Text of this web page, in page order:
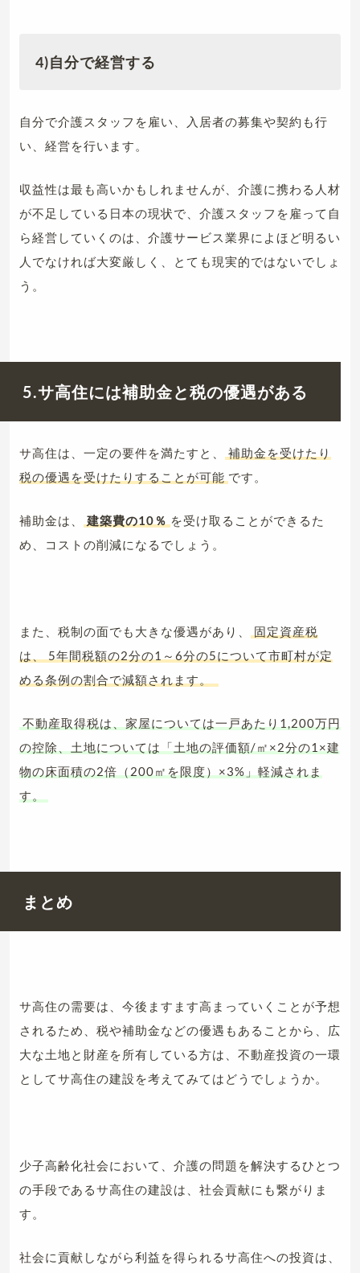
4)自分で経営する
自分で介護スタッフを雇い、入居者の募集や契約も行
い、経営を行います。
収益性は最も高いかもしれませんが、介護に携わる人材
が不足している日本の現状で、介護スタッフを雇って自
ら経営していくのは、介護サービス業界によほど明るい
人でなければ大変厳しく、とても現実的ではないでしょ
う。
5.サ高住には補助金と税の優遇がある
サ高住は、一定の要件を満たすと、
補助金を受けたり
税の優遇を受けたりすることが可能 です。
補助金は、 建築費の10％ を受け取ることができるた
め、コストの削減になるでしょう。
また、税制の面でも大きな優遇があり、
固定資産税
は、
5年間税額の2分の1～6分の5について市町村が定
める条例の割合で減額されます。
不動産取得税は、家屋については一戸あたり1,200万円
の控除、土地については「土地の評価額/㎡×2分の1×建
物の床面積の2倍（200㎡を限度）×3%」軽減されま
す。
まとめ
サ高住の需要は、今後ますます高まっていくことが予想
されるため、税や補助金などの優遇もあることから、広
大な土地と財産を所有している方は、不動産投資の一環
としてサ高住の建設を考えてみてはどうでしょうか。
少子高齢化社会において、介護の問題を解決するひとつ
の手段であるサ高住の建設は、社会貢献にも繋がりま
す。
社会に貢献しながら利益を得られるサ高住への投資は、